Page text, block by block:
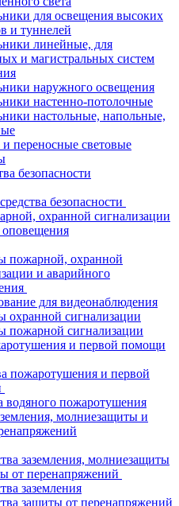
для освещения высоких
и туннелей
линейные, для
и магистральных систем
наружного освещения
настенно-потолочные
настольные, напольные,
переносные световые
безопасности
безопасности
охранной сигнализации
оповещения
пожарной, охранной
и аварийного
для видеонаблюдения
охранной сигнализации
пожарной сигнализации
и первой помощи
пожаротушения и первой
водяного пожаротушения
молниезащиты и
заземления, молниезащиты
от перенапряжений
заземления
защиты от перенапряжений